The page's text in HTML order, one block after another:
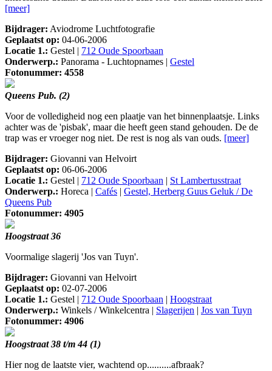
[meer]
Bijdrager: Aviodrome Luchtfotografie
Geplaatst op: 04-06-2006
Locatie 1.: Gestel | 712 Oude Spoorbaan
Onderwerp.: Panorama - Luchtopnames | Gestel
Fotonummer: 4558
Queens Pub. (2)
Voor de volledigheid nog een plaatje van het binnenplaatsje. Links
achter was de 'pisbak', maar die heeft geen stand gehouden. De de
trap was er vroeger nog niet. De rest is nog als van ouds. [meer]
Bijdrager: Giovanni van Helvoirt
Geplaatst op: 06-06-2006
Locatie 1.: Gestel | 712 Oude Spoorbaan | St Lambertusstraat
Onderwerp.: Horeca | Cafés | Gestel, Herberg Guus Geluk / De
Queens Pub
Fotonummer: 4905
Hoogstraat 36
Voormalige slagerij 'Jos van Tuyn'.
Bijdrager: Giovanni van Helvoirt
Geplaatst op: 02-07-2006
Locatie 1.: Gestel | 712 Oude Spoorbaan | Hoogstraat
Onderwerp.: Winkels / Winkelcentra | Slagerijen | Jos van Tuyn
Fotonummer: 4906
Hoogstraat 38 t/m 44 (1)
Hier nog de laatste vier, wachtend op..........afbraak?